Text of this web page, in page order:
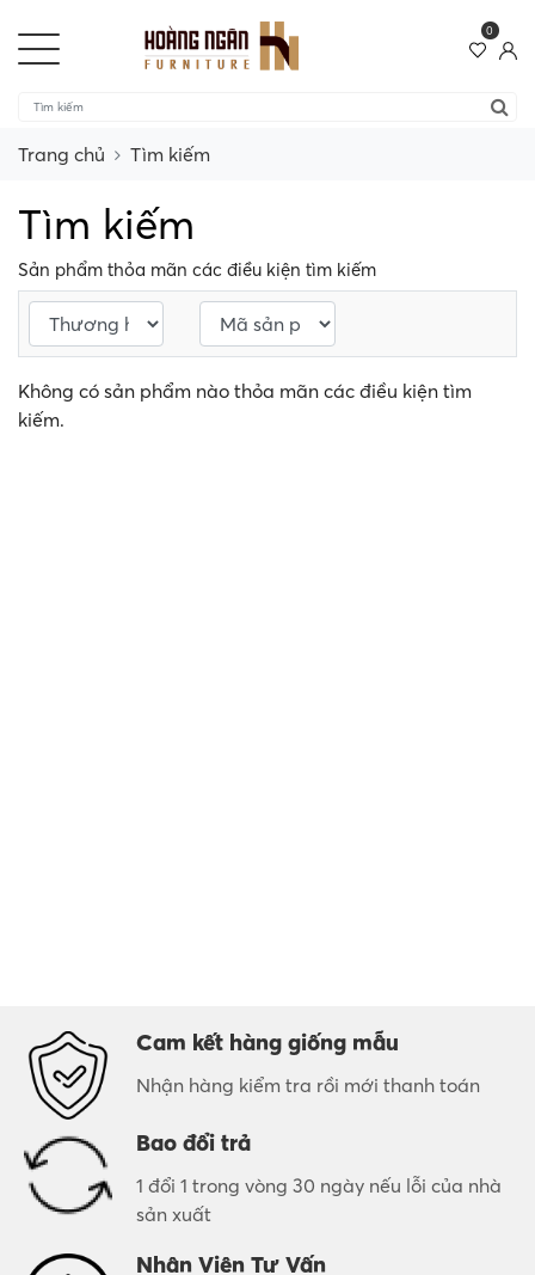
0
Trang chủ Tìm kiếm
Tìm kiếm
Sản phẩm thỏa mãn các điều kiện tìm kiếm
Không có sản phẩm nào thỏa mãn các điều kiện tìm
kiếm.
Cam kết hàng giống mẫu
Nhận hàng kiểm tra rồi mới thanh toán
Bao đổi trả
1 đổi 1 trong vòng 30 ngày nếu lỗi của nhà
sản xuất
Nhân Viên Tư Vấn